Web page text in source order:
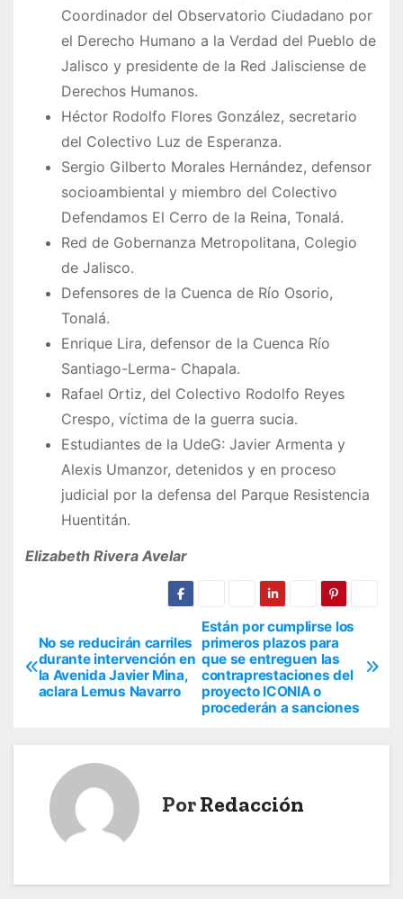
Coordinador del Observatorio Ciudadano por
el Derecho Humano a la Verdad del Pueblo de
Jalisco y presidente de la Red Jalisciense de
Derechos Humanos.
Héctor Rodolfo Flores González, secretario
del Colectivo Luz de Esperanza.
Sergio Gilberto Morales Hernández, defensor
socioambiental y miembro del Colectivo
Defendamos El Cerro de la Reina, Tonalá.
Red de Gobernanza Metropolitana, Colegio
de Jalisco.
Defensores de la Cuenca de Río Osorio,
Tonalá.
Enrique Lira, defensor de la Cuenca Río
Santiago-Lerma- Chapala.
Rafael Ortiz, del Colectivo Rodolfo Reyes
Crespo, víctima de la guerra sucia.
Estudiantes de la UdeG: Javier Armenta y
Alexis Umanzor, detenidos y en proceso
judicial por la defensa del Parque Resistencia
Huentitán.
Elizabeth Rivera Avelar
N
a
v
i
Están por cumplirse los
primeros plazos para
que se entreguen las
contraprestaciones del
proyecto ICONIA o
procederán a sanciones
No se reducirán carriles
durante intervención en
la Avenida Javier Mina,
aclara Lemus Navarro
PorRedacción